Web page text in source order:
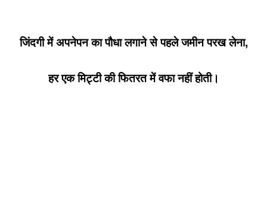
जिंदगी में अपनेपन का पौधा लगाने से पहले जमीन परख लेना,
हर एक मिट्टी की फितरत में वफा नहीं होती।